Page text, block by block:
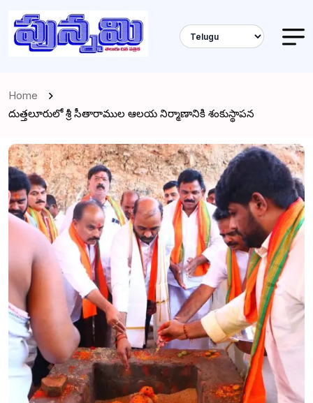
Home
దుత్తలూరులో శ్రీ సీతారాముల ఆలయ నిర్మాణానికి శంకుస్థాపన